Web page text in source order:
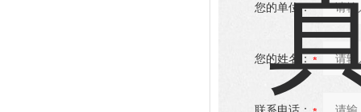
您的单位：
您的姓名：